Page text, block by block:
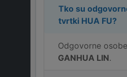
Tko su
tvrtki HUA FU?
Odgovorne
GANHUA LIN.